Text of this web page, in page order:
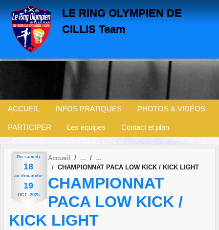
LE RING OLYMPIEN DE
CILLIS Team
ACCUEIL INFOS PRATIQUES PHOTOS & VIDÉOS
PARTICIPER Les équipes Contact et plan
Du samedi
18
au dimanche
19
OCT. 2025
Accueil
CHAMPIONNAT PACA LOW KICK / KICK LIGHT
CHAMPIONNAT
PACA LOW KICK /
KICK LIGHT
Panneau de gestion des cookies